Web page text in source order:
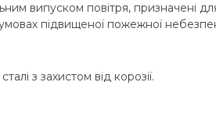
випуском повітря, призначені
підвищеної пожежної
з захистом від корозії.